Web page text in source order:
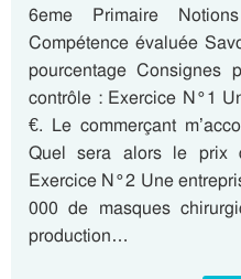
6eme Primaire
Compétence évaluée
pourcentage Consignes
contrôle : Exercice N°1
€. Le commerçant
Quel sera alors le prix
Exercice N°2 Une
000 de masques
production…